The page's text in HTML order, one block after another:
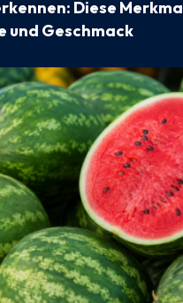
Diese
und Geschmack